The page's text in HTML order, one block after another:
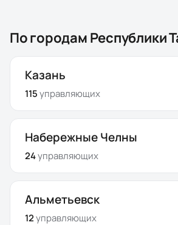
По городам Республики
Казань
115управляющих
Набережные Челны
24управляющих
Альметьевск
12управляющих